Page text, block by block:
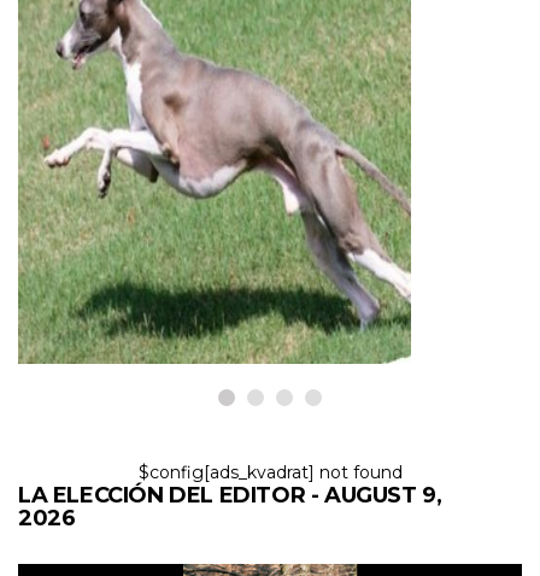
PERROS
Cinco razas de perros flacos que
querrás llevar a casa
9,2026
$config[ads_kvadrat] not found
LA ELECCIÓN DEL EDITOR - AUGUST 9,
2026